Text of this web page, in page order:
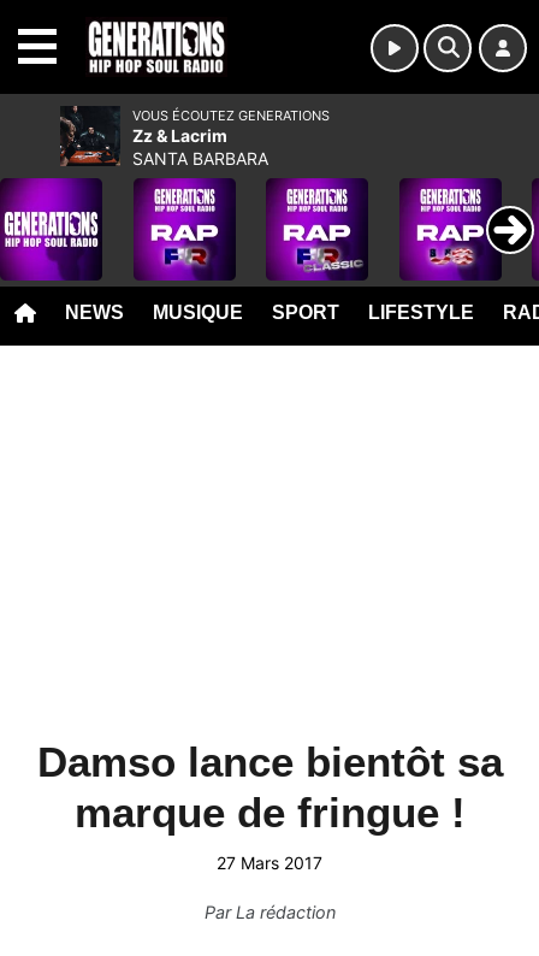
NEWS MUSIQUE SPORT LIFESTYLE
Damso lance bientôt sa
marque de fringue !
27 Mars 2017
ParLa rédaction
VOUS ÉCOUTEZ GENERATIONS
Zz & Lacrim
SANTA BARBARA